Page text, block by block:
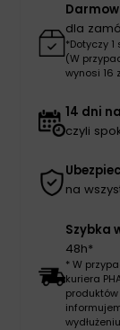
dla
*Dotyczy
(W
wynosi 16
14 dni
czyli
na
Szybka
48h*
* W
kuriera